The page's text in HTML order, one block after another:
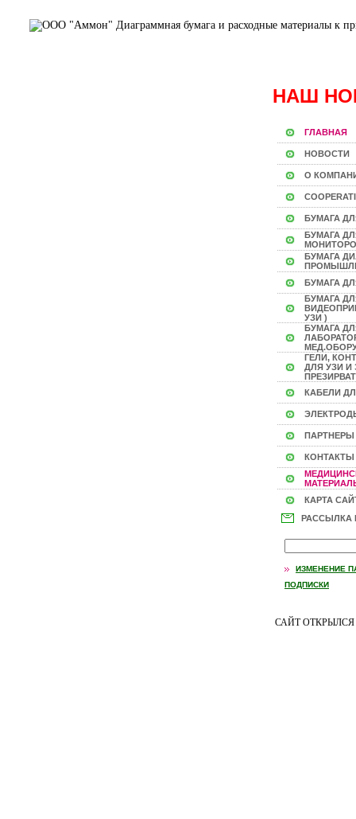
НАШ
ГЛАВНАЯ
НОВОСТИ
О
БУМАГА
БУМАГА
БУМАГА
БУМАГА
БУМАГА
УЗИ )
БУМАГА
ГЕЛИ,
ДЛЯ УЗИ И
КАБЕЛИ
ПАРТНЕРЫ
КОНТАКТЫ
КАРТА
РАССЫЛКА
ИЗМЕНЕНИЕ
ПОДПИСКИ
САЙТ ОТКРЫЛСЯ